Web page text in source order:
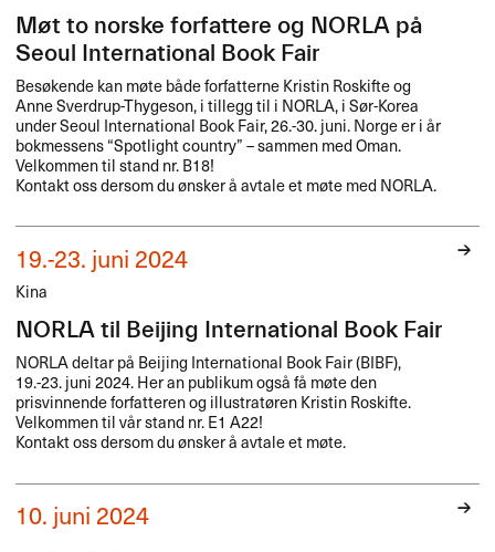
Møt to norske forfattere og NORLA på
Seoul International Book Fair
Besøkende kan møte både forfatterne Kristin Roskifte og
Anne Sverdrup-Thygeson, i tillegg til i NORLA, i Sør-Korea
under Seoul International Book Fair, 26.-30. juni. Norge er i år
bokmessens “Spotlight country” – sammen med Oman.
Velkommen til stand nr. B18!
Kontakt oss dersom du ønsker å avtale et møte medNORLA.
19.-23. juni 2024
Kina
NORLA til Beijing International Book Fair
NORLAdeltar på Beijing International Book Fair (BIBF),
19.-23. juni 2024. Her an publikum også få møte den
prisvinnende forfatteren og illustratøren Kristin Roskifte.
Velkommen til vår stand nr. E1 A22!
Kontakt oss dersom du ønsker å avtale et møte.
10. juni 2024